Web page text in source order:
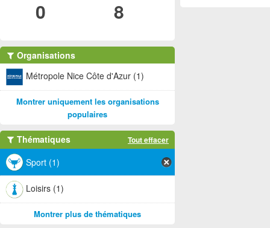
0 8
Organisations
Métropole Nice Côte d'Azur (1)
Montrer uniquement les organisations
populaires
Thématiques Tout effacer
Sport (1)
Loisirs (1)
Montrer plus de thématiques